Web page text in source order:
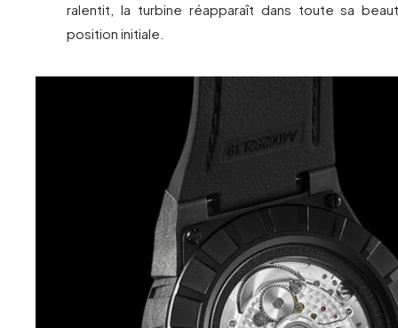
ralentit, la turbine réapparaît dans toute sa
position initiale.